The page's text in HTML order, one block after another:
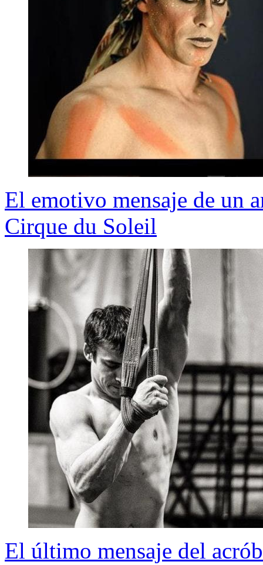
El emotivo mensaje de un
Cirque du Soleil
El último mensaje del